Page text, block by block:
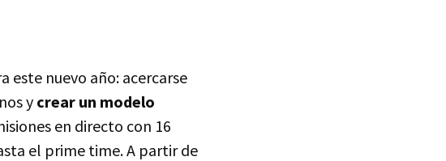
este nuevo año: acercarse
y crear un modelo
en directo con 16
el prime time. A partir de